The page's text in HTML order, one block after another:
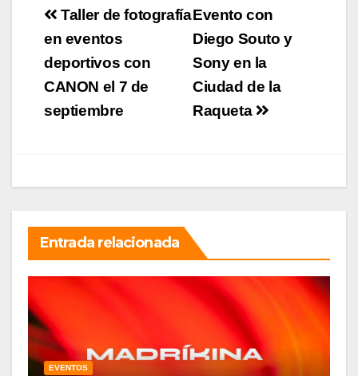
Navegación
de
entradas
Evento con
Diego Souto y
Sony en la
Ciudad de la
Raqueta
Taller de fotografía
en eventos
deportivos con
CANON el 7 de
septiembre
Entrada relacionada
EVENTOS